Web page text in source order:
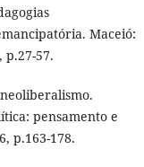
Maceió:
p.27-57.
pensamento e
p.163-178.